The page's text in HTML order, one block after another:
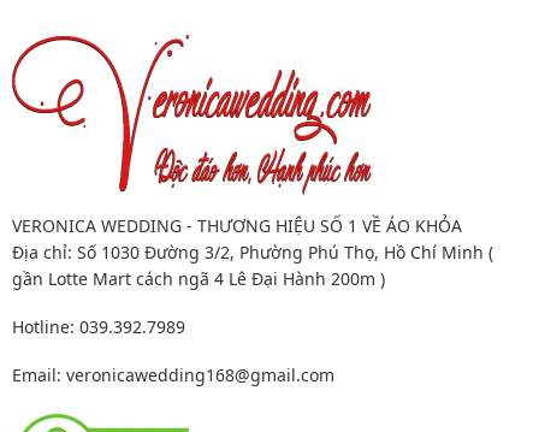
VERONICA WEDDING - THƯƠNG HIỆU SỐ 1 VỀ ÁO KHỎA
Địa chỉ: Số 1030 Đường 3/2, Phường Phú Thọ, Hồ Chí Minh (
gần Lotte Mart cách ngã 4 Lê Đại Hành 200m )
Hotline: 039.392.7989
Email: veronicawedding168@gmail.com